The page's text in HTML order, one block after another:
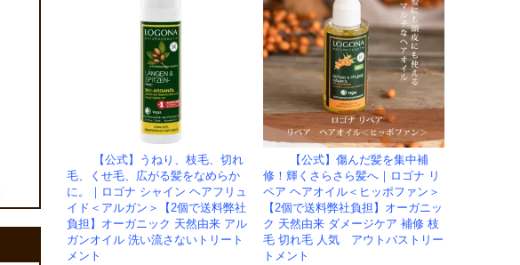
【公式】うねり、枝毛、切れ
毛、くせ毛、広がる髪をなめらか
に。｜ロゴナ シャイン ヘアフリュ
イド＜アルガン＞【2個で送料弊社
負担】オーガニック 天然由来 アル
ガンオイル 洗い流さないトリート
メント
【公式】傷んだ髪を集中補
修！輝くさらさら髪へ｜ロゴナ リ
ペア ヘアオイル＜ヒッポファン＞
【2個で送料弊社負担】オーガニッ
ク 天然由来 ダメージケア 補修 枝
毛 切れ毛 人気 アウトバストリー
トメント